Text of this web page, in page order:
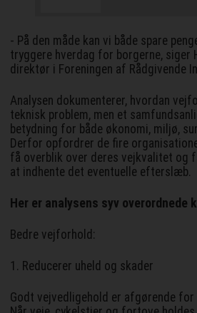
- På den måde kan vi både spare
tryggere hverdag for borgerne, siger
direktør i Foreningen af Rådgivende
Analysen dokumenterer, hvordan
teknisk problem, men et
betydning for både økonomi, miljø,
Derfor opfordrer de fire
få overblik over deres vejkvalitet og
at indhente det eventuelle efterslæb.
Her er analysens syv overordnede
Bedre vejforhold:
1. Reducerer uheld og skader
Godt vejvedligehold er afgørende